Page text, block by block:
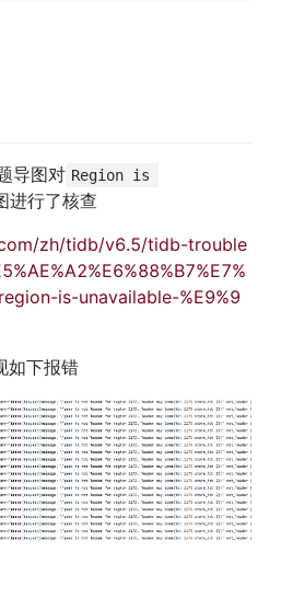
导图对 Region is
进行了核查
zh/tidb/v6.5/tidb-trouble
is-unavailable-%E9%9
如下报错